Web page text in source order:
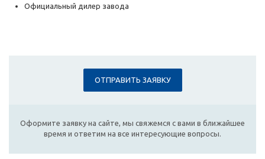
Официальный дилер завода
ОТПРАВИТЬ ЗАЯВКУ
Оформите заявку на сайте, мы свяжемся с вами в ближайшее
время и ответим на все интересующие вопросы.